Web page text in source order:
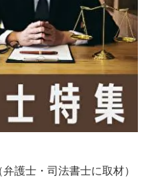
（弁護士・司法書士に取材）